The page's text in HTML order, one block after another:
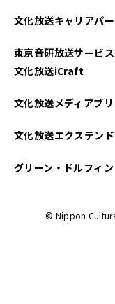
文化放送キャリアパ
東京音研放送サービス
文化放送iCraft
文化放送メディアブ
文化放送エクステンド
グリーン・ドルフィン
© Nippon